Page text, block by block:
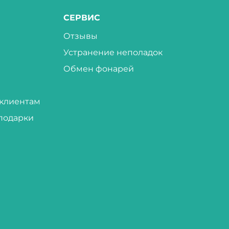
СЕРВИС
Отзывы
Устранение неполадок
Обмен фонарей